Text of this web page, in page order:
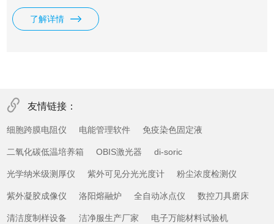
了解详情
友情链接：
细胞跨膜电阻仪 电能管理软件 免疫染色固定液
二氧化碳低温培养箱 OBIS激光器 di-soric
光学纳米级测厚仪 紫外可见分光光度计 粉尘浓度检测仪
紫外凝胶成像仪 洛阳熔融炉 全自动冰点仪 数控刀具磨床
清洁度制样设备 洁净服生产厂家 电子万能材料试验机